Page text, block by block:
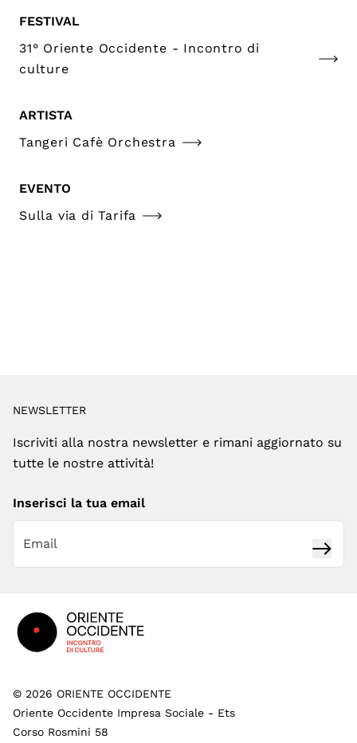
FESTIVAL
31° Oriente Occidente - Incontro di
culture
ARTISTA
Tangeri Cafè Orchestra
EVENTO
Sulla via di Tarifa
NEWSLETTER
Iscriviti alla nostra newsletter e rimani aggiornato su
tutte le nostre attività!
Inserisci la tua email
© 2026 ORIENTE OCCIDENTE
Oriente Occidente Impresa Sociale - Ets
Corso Rosmini 58